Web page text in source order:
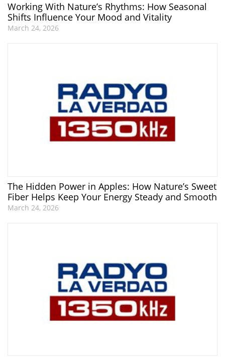
Working With Nature’s Rhythms: How Seasonal
Shifts Influence Your Mood and Vitality
March 24, 2026
The Hidden Power in Apples: How Nature’s Sweet
Fiber Helps Keep Your Energy Steady and Smooth
March 24, 2026